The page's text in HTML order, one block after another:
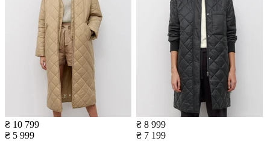
₴ 10 799
₴ 5 999
₴ 8 999
₴ 7 199